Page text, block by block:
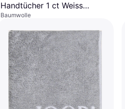
Handtücher 1 ct Weiss
Badezimmerhandtuch Rosa
(100x100cm)
Baumwolle
Oder € 7,98/Mon.
6 Shops